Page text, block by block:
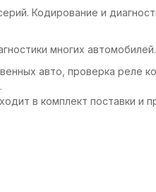
Кодирование и
многих автомобилей.
авто, проверка реле
в комплект поставки и